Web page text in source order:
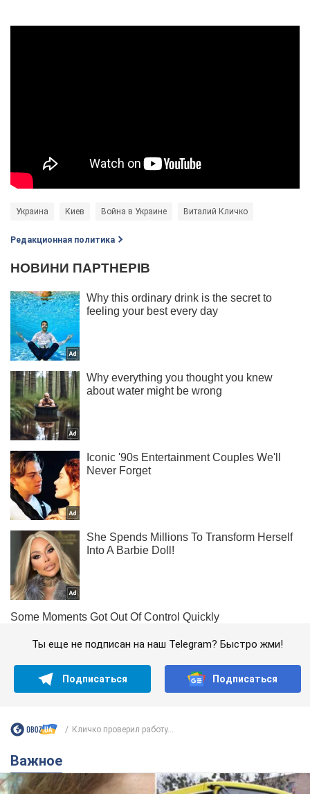
Украина Киев Война в Украине Виталий Кличко
Редакционная политика
Ты еще не подписан на наш Telegram? Быстро жми!
Подписаться Подписаться
Кличко проверил работу...
Важное